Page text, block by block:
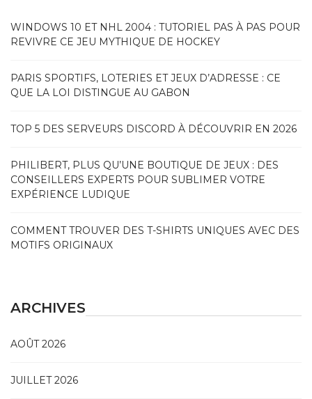
WINDOWS 10 ET NHL 2004 : TUTORIEL PAS À PAS POUR
REVIVRE CE JEU MYTHIQUE DE HOCKEY
PARIS SPORTIFS, LOTERIES ET JEUX D’ADRESSE : CE
QUE LA LOI DISTINGUE AU GABON
TOP 5 DES SERVEURS DISCORD À DÉCOUVRIR EN 2026
PHILIBERT, PLUS QU’UNE BOUTIQUE DE JEUX : DES
CONSEILLERS EXPERTS POUR SUBLIMER VOTRE
EXPÉRIENCE LUDIQUE
COMMENT TROUVER DES T-SHIRTS UNIQUES AVEC DES
MOTIFS ORIGINAUX
ARCHIVES
AOÛT 2026
JUILLET 2026